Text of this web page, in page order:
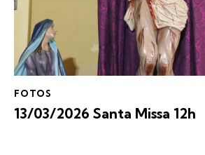
FOTOS
13/03/2026 Santa Missa 12h